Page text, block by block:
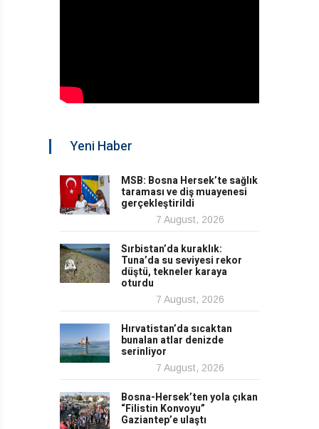
Yeni Haber
MSB: Bosna Hersek’te sağlık
taraması ve diş muayenesi
gerçekleştirildi
7 August, 2026
Sırbistan’da kuraklık:
Tuna’da su seviyesi rekor
düştü, tekneler karaya
oturdu
7 August, 2026
Hırvatistan’da sıcaktan
bunalan atlar denizde
serinliyor
7 August, 2026
Bosna-Hersek’ten yola çıkan
“Filistin Konvoyu”
Gaziantep’e ulaştı